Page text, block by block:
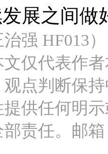
展之间做
强 HF013）
文仅代表作
点判断保
供任何明
责任。邮箱